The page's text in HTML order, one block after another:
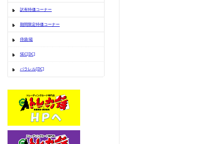
訳有特価コーナー
期間限定特価コーナー
侍袋/箱
SEC[DC]
パラレル[DC]